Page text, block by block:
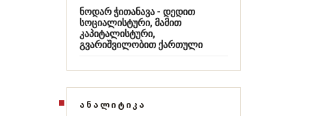
ნოდარ ჭითანავა - დედით
სოციალისტური, მამით
კაპიტალისტური,
გვარიშვილობით ქართული
ᲐᲜᲐᲚᲘᲢᲘᲙᲐ